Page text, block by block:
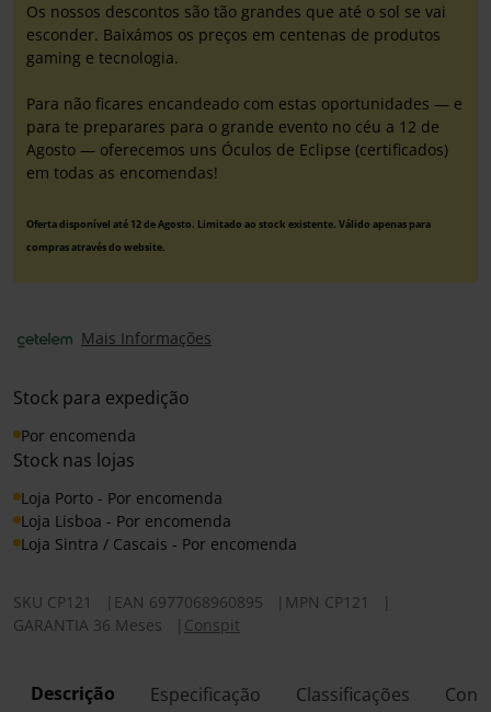
Os nossos descontos são tão grandes que até o sol se vai
esconder. Baixámos os preços em centenas de produtos
gaming e tecnologia.
Para não ficares encandeado com estas oportunidades — e
para te preparares para o grande evento no céu a 12 de
Agosto — oferecemos uns Óculos de Eclipse (certificados)
em todas as encomendas!
Oferta disponível até 12 de Agosto. Limitado ao stock existente. Válido apenas para
compras através do website.
Mais Informações
Stock para expedição
Por encomenda
Stock nas lojas
Loja Porto - Por encomenda
Loja Lisboa - Por encomenda
Loja Sintra / Cascais - Por encomenda
SKU CP121 EAN 6977068960895 MPN CP121
GARANTIA 36 Meses
Conspit
Descrição Especificação Classificações